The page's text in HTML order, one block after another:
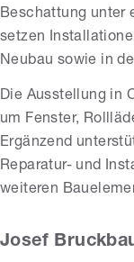
Beschattung unter
setzen
Neubau sowie in
Die Ausstellung in
um Fenster,
Ergänzend
Reparatur- und
weiteren
Josef